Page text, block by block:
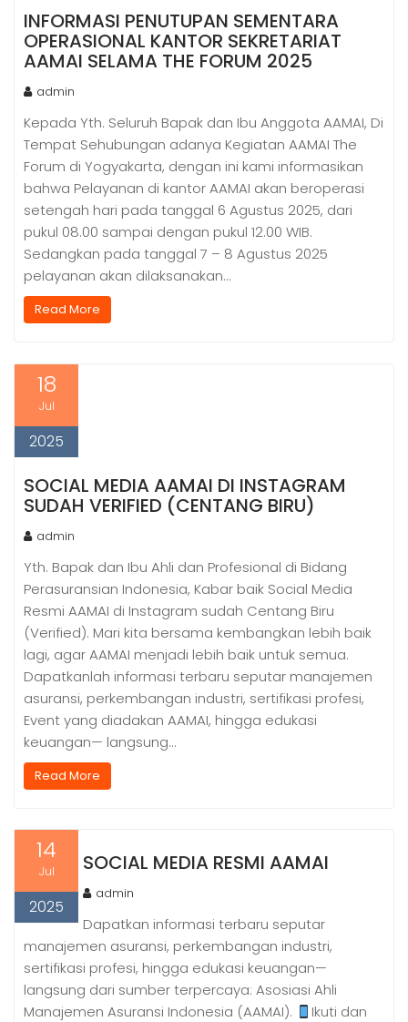
INFORMASI PENUTUPAN SEMENTARA
OPERASIONAL KANTOR SEKRETARIAT
AAMAI SELAMA THE FORUM 2025
admin
Kepada Yth. Seluruh Bapak dan Ibu Anggota AAMAI, Di
Tempat Sehubungan adanya Kegiatan AAMAI The
Forum di Yogyakarta, dengan ini kami informasikan
bahwa Pelayanan di kantor AAMAI akan beroperasi
setengah hari pada tanggal 6 Agustus 2025, dari
pukul 08.00 sampai dengan pukul 12.00 WIB.
Sedangkan pada tanggal 7 – 8 Agustus 2025
pelayanan akan dilaksanakan…
Read More
18
Jul
2025
SOCIAL MEDIA AAMAI DI INSTAGRAM
SUDAH VERIFIED (CENTANG BIRU)
admin
Yth. Bapak dan Ibu Ahli dan Profesional di Bidang
Perasuransian Indonesia, Kabar baik Social Media
Resmi AAMAI di Instagram sudah Centang Biru
(Verified). Mari kita bersama kembangkan lebih baik
lagi, agar AAMAI menjadi lebih baik untuk semua.
Dapatkanlah informasi terbaru seputar manajemen
asuransi, perkembangan industri, sertifikasi profesi,
Event yang diadakan AAMAI, hingga edukasi
keuangan— langsung…
Read More
14
Jul
2025
SOCIAL MEDIA RESMI AAMAI
admin
Dapatkan informasi terbaru seputar
manajemen asuransi, perkembangan industri,
sertifikasi profesi, hingga edukasi keuangan—
langsung dari sumber terpercaya: Asosiasi Ahli
Manajemen Asuransi Indonesia (AAMAI).
Ikuti dan